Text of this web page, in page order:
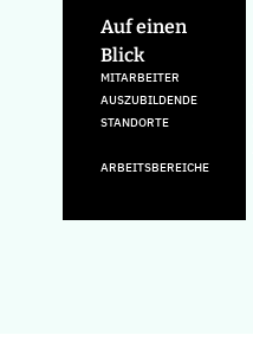
Auf einen
Blick
MITARBEITER
AUSZUBILDENDE
STANDORTE
ARBEITSBEREICHE